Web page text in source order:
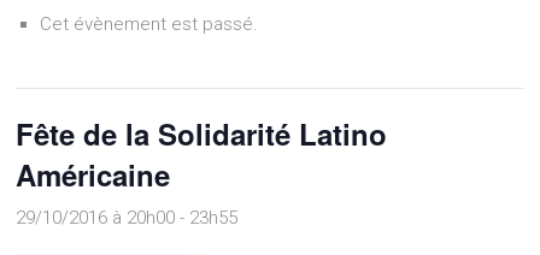
Cet évènement est passé.
Fête de la Solidarité Latino
Américaine
29/10/2016 à 20h00 - 23h55